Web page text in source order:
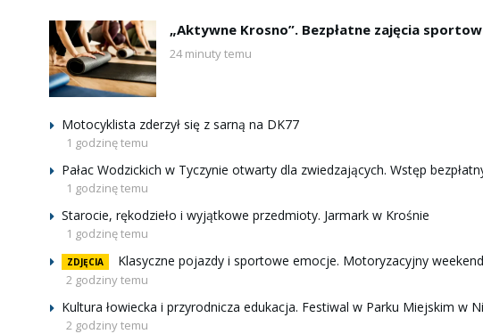
„Aktywne Krosno”. Bezpłatne zajęcia
24 minuty temu
Motocyklista zderzył się z sarną na DK77
1 godzinę temu
Pałac Wodzickich w Tyczynie otwarty dla zwiedzających. Wstęp
1 godzinę temu
Starocie, rękodzieło i wyjątkowe przedmioty. Jarmark w Krośnie
1 godzinę temu
ZDJĘCIA Klasyczne pojazdy i sportowe emocje. Motoryzacyjny
2 godziny temu
Kultura łowiecka i przyrodnicza edukacja. Festiwal w Parku Miejskim w
2 godziny temu